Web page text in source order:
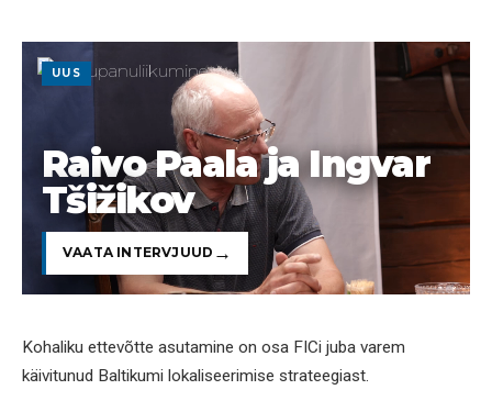
UUS
Raivo Paala ja Ingvar
Tšižikov
VAATA INTERVJUUD
Kohaliku ettevõtte asutamine on osa FICi juba varem
käivitunud Baltikumi lokaliseerimise strateegiast.